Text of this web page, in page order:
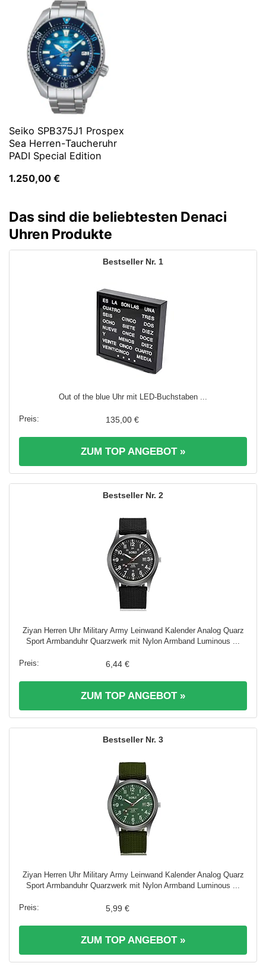
Seiko SPB375J1 Prospex
Sea Herren-Taucheruhr
PADI Special Edition
1.250,00 €
Das sind die beliebtesten Denaci
Uhren Produkte
1
Out of the blue Uhr mit LED-Buchstaben ...
135,00 €
ZUM TOP ANGEBOT »
2
Ziyan Herren Uhr Military Army Leinwand Kalender Analog Quarz
Sport Armbanduhr Quarzwerk mit Nylon Armband Luminous ...
6,44 €
ZUM TOP ANGEBOT »
3
Ziyan Herren Uhr Military Army Leinwand Kalender Analog Quarz
Sport Armbanduhr Quarzwerk mit Nylon Armband Luminous ...
5,99 €
ZUM TOP ANGEBOT »